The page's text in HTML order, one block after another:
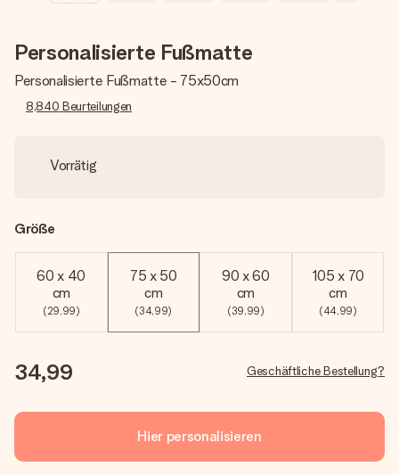
Personalisierte Fußmatte
Personalisierte Fußmatte - 75x50cm
8,840 Beurteilungen
Vorrätig
Größe
60 x 40
cm
(29,99)
75 x 50
cm
(34,99)
90 x 60
cm
(39,99)
105 x 70
cm
(44,99)
34,99 Geschäftliche Bestellung?
Hier personalisieren